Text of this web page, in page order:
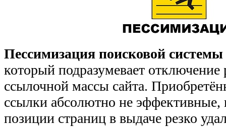
Пессимизация поисковой
который подразумевает
ссылочной массы сайта.
ссылки абсолютно не эффективные,
позиции страниц в выдаче резко